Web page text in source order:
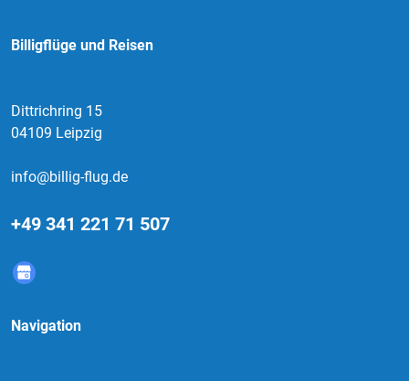
Billigflüge und Reisen
Dittrichring 15
04109 Leipzig
info@billig-flug.de
+49 341 221 71 507
Navigation